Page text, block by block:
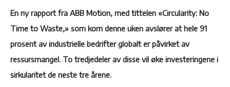
En ny rapport fra ABB Motion, med tittelen «Circularity: No
Time to Waste,» som kom denne uken avslører at hele 91
prosent av industrielle bedrifter globalt er påvirket av
ressursmangel. To tredjedeler av disse vil øke investeringene i
sirkularitet de neste tre årene.